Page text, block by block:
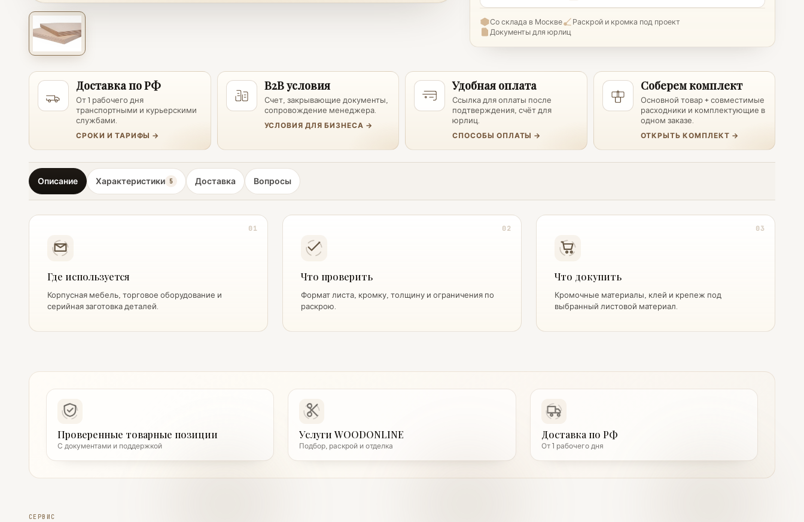
Со склада в Москве
Раскрой и кромка под проект
Документы для юрлиц
Доставка по РФ
От 1 рабочего дня
транспортными и курьерскими
службами.
СРОКИ И ТАРИФЫ →
B2B условия
Счет, закрывающие документы,
сопровождение менеджера.
УСЛОВИЯ ДЛЯ БИЗНЕСА →
Удобная оплата
Ссылка для оплаты после
подтверждения, счёт для
юрлиц.
СПОСОБЫ ОПЛАТЫ →
Соберем комплект
Основной товар + совместимые
расходники и комплектующие в
одном заказе.
ОТКРЫТЬ КОМПЛЕКТ →
Описание Характеристики 5 Доставка Вопросы
01
Где используется
Корпусная мебель, торговое оборудование и
серийная заготовка деталей.
02
Что проверить
Формат листа, кромку, толщину и ограничения по
раскрою.
03
Что докупить
Кромочные материалы, клей и крепеж под
выбранный листовой материал.
Проверенные товарные позиции
С документами и поддержкой
Услуги WOODONLINE
Подбор, раскрой и отделка
Доставка по РФ
От 1 рабочего дня
СЕРВИС